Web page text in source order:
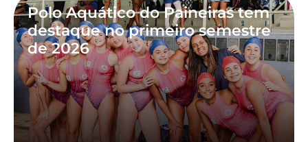
Polo Aquático do Paineiras tem
destaque no primeiro semestre
de 2026